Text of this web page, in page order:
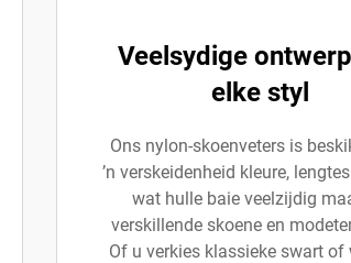
Veelsydige
elke styl
Ons nylon-skoenveters is
’n verskeidenheid kleure,
wat hulle baie veelzijdig
verskillende skoene en
Of u verkies klassieke swart of